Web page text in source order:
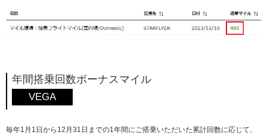
年間搭乗回数ボーナスマイル
VEGA
毎年1月1日から12月31日までの1年間にご搭乗いただいた累計回数に応じて、